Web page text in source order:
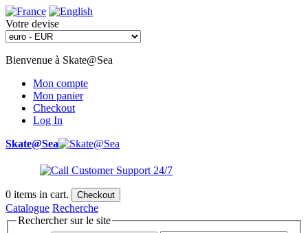
Votre devise
Bienvenue à Skate@Sea
Mon compte
Mon panier
Checkout
Log In
Skate@Sea
0 items in cart. Checkout
Catalogue Recherche
Rechercher sur le site